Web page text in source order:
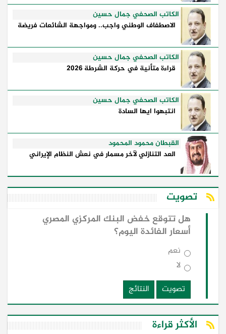
الكاتب الصحفي جمال حسين
الاصطفاف الوطني واجب.. ومواجهة الشائعات فريضة
الكاتب الصحفي جمال حسين
قراءة متأنية في حركة الشرطة 2026
الكاتب الصحفي جمال حسين
انتبهوا ايها السادة
القبطان محمود المحمود
العد التنازلي لآخر مسمار في نعش النظام الإيراني
تصويت
هل تتوقع خفض البنك المركزي المصري
أسعار الفائدة اليوم؟
نعم
لا
تصويت
النتائج
الأكثر قراءة